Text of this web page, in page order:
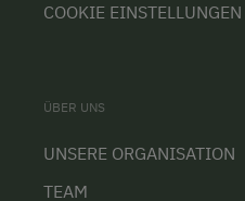
COOKIE EINSTELLUNGEN
ÜBER UNS
UNSERE ORGANISATION
TEAM